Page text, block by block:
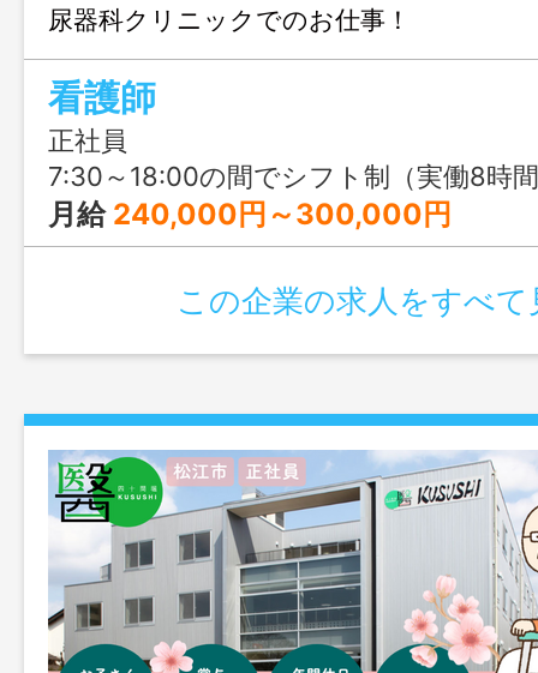
尿器科クリニックでのお仕事！
看護師
正社員
7:30～18:00の間でシフト制（実働8時
月給 240,000円～300,000円
この企業の求人をすべて